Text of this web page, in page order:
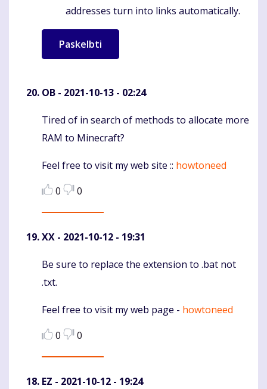
addresses turn into links automatically.
OB - 2021-10-13 - 02:24
Komentaras
Tired of in search of methods to allocate more
RAM to Minecraft?
Feel free to visit my web site :: howtoneed
0
0
XX - 2021-10-12 - 19:31
Komentaras
Be sure to replace the extension to .bat not
.txt.
Feel free to visit my web page - howtoneed
0
0
EZ - 2021-10-12 - 19:24